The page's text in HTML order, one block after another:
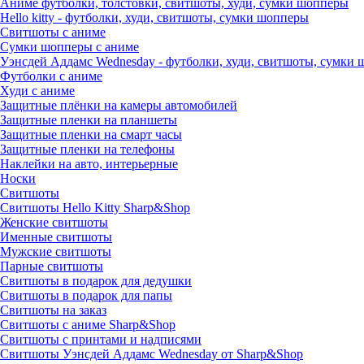
Аниме футболки, толстовки, свитшоты, худи, сумки шопперы
Hello kitty - футболки, худи, свитшоты, сумки шопперы
Свитшоты с аниме
Сумки шопперы с аниме
Уэнсдей Аддамс Wednesday - футболки, худи, свитшоты, сумки
Футболки с аниме
Худи с аниме
Защитные плёнки на камеры автомобилей
Защитные пленки на планшеты
Защитные пленки на смарт часы
Защитные пленки на телефоны
Наклейки на авто, интерьерные
Носки
Свитшоты
Cвитшоты Hello Kitty Sharp&Shop
Женские свитшоты
Именные свитшоты
Мужские свитшоты
Парные свитшоты
Свитшоты в подарок для дедушки
Свитшоты в подарок для папы
Свитшоты на заказ
Свитшоты с аниме Sharp&Shop
Свитшоты с принтами и надписями
Свитшоты Уэнсдей Аддамс Wednesday от Sharp&Shop